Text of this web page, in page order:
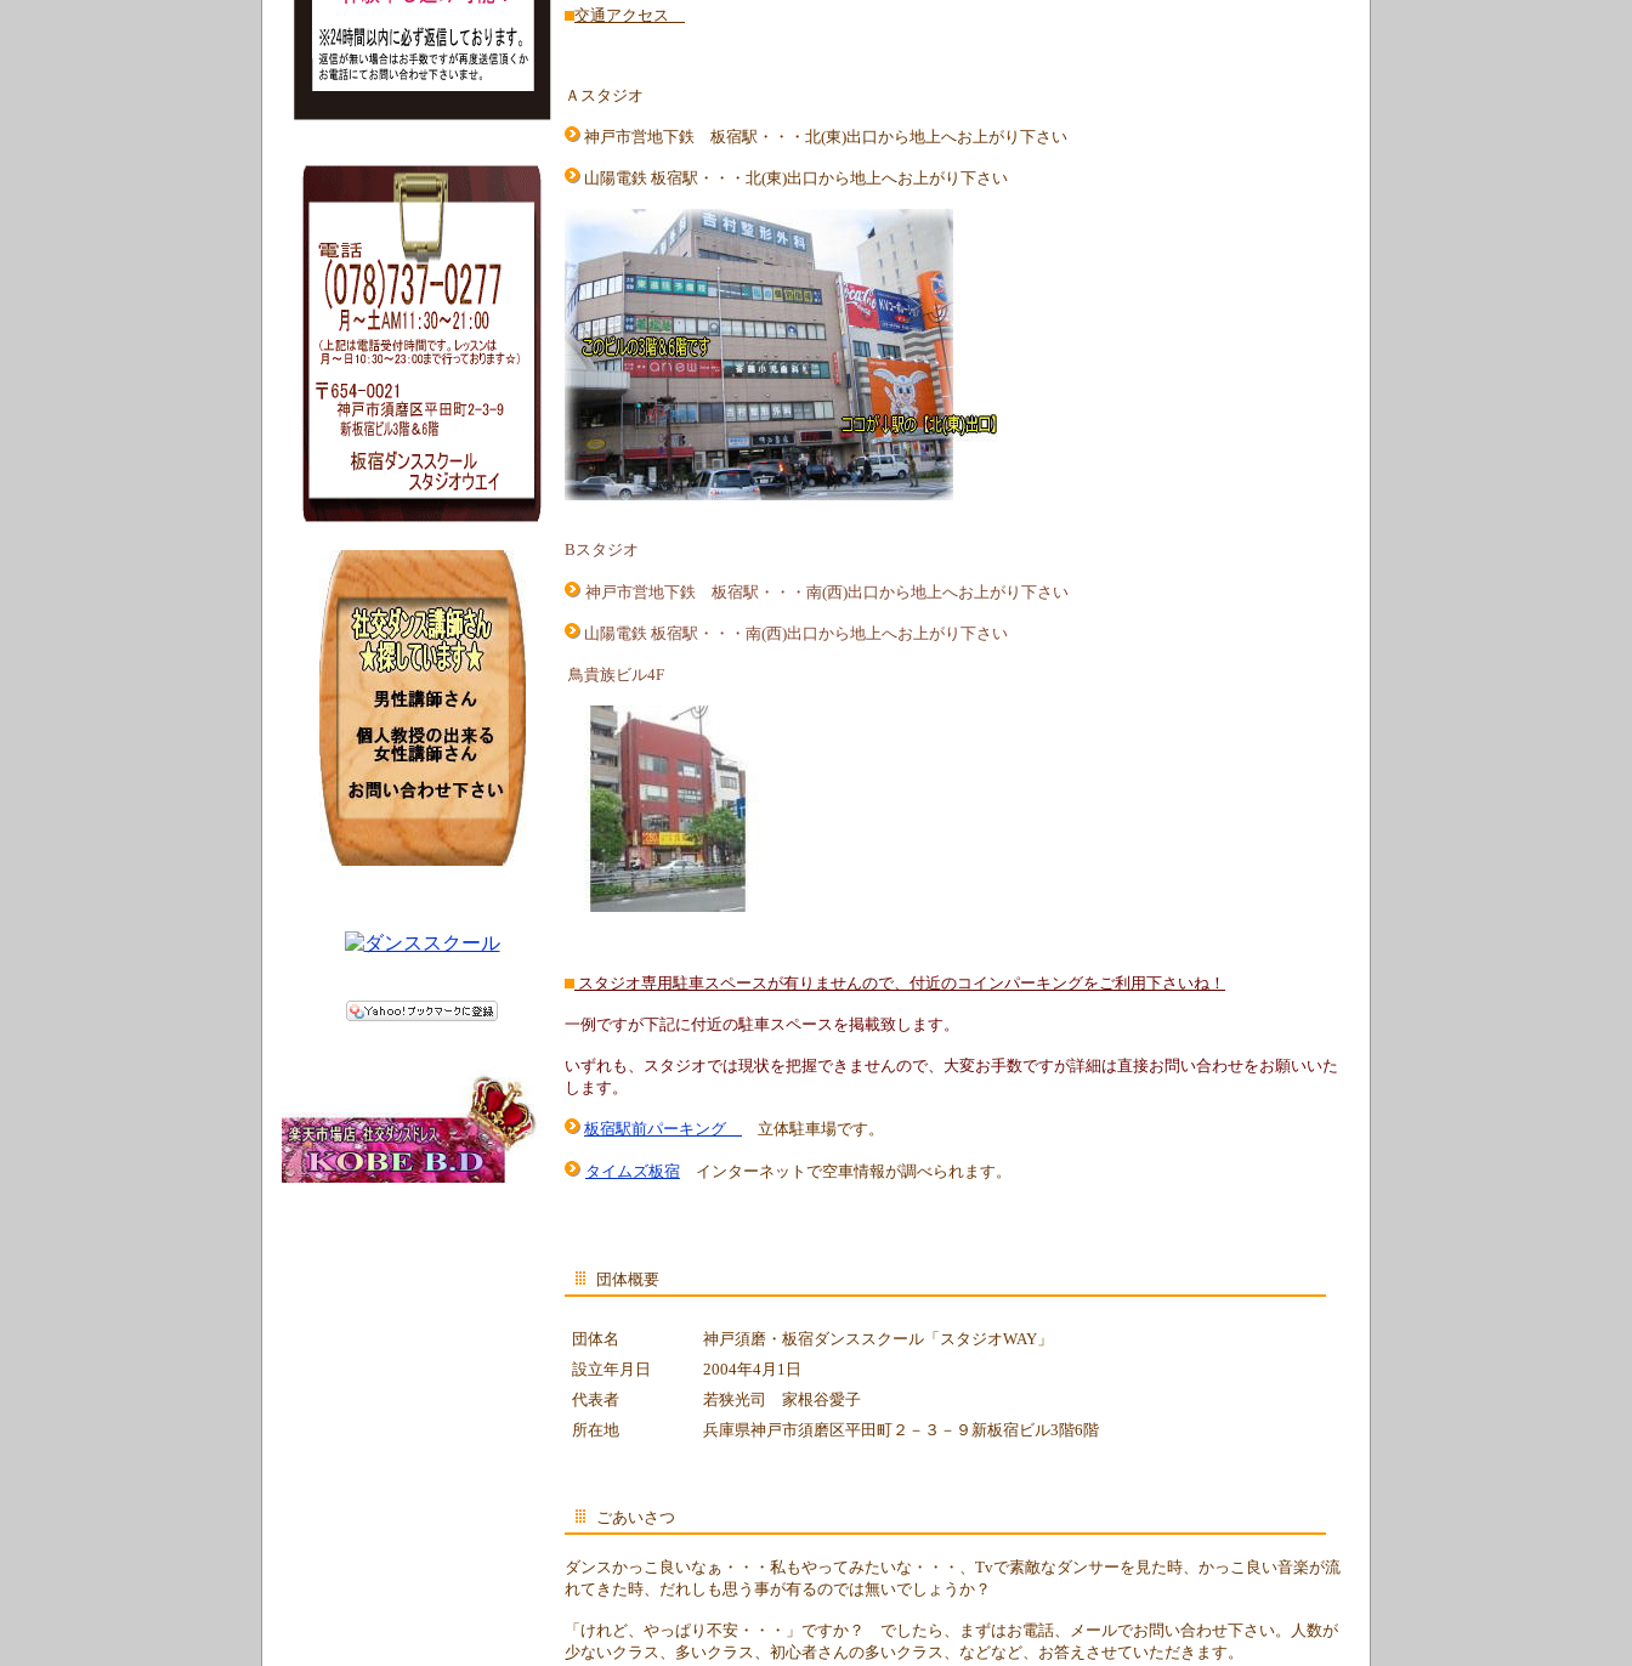
交通アクセス
Ａスタジオ
神戸市営地下鉄 板宿駅・・・北(東)出口から地上へお上がり下さい
山陽電鉄 板宿駅・・・北(東)出口から地上へお上がり下さい
Bスタジオ
神戸市営地下鉄 板宿駅・・・南(西)出口から地上へお上がり下さい
山陽電鉄 板宿駅・・・南(西)出口から地上へお上がり下さい
鳥貴族ビル4F
スタジオ専用駐車スペースが有りませんので、付近のコインパーキングをご利用下さいね！
一例ですが下記に付近の駐車スペースを掲載致します。
いずれも、スタジオでは現状を把握できませんので、大変お手数ですが詳細は直接お問い合わせをお願いいた
します。
板宿駅前パーキング 立体駐車場です。
タイムズ板宿 インターネットで空車情報が調べられます。
団体概要
団体名
神戸須磨・板宿ダンススクール「スタジオWAY」
設立年月日
2004年4月1日
代表者
若狭光司 家根谷愛子
所在地
兵庫県神戸市須磨区平田町２－３－９新板宿ビル3階6階
ごあいさつ
ダンスかっこ良いなぁ・・・私もやってみたいな・・・、Tvで素敵なダンサーを見た時、かっこ良い音楽が流
れてきた時、だれしも思う事が有るのでは無いでしょうか？
「けれど、やっぱり不安・・・」ですか？ でしたら、まずはお電話、メールでお問い合わせ下さい。人数が
少ないクラス、多いクラス、初心者さんの多いクラス、などなど、お答えさせていただきます。